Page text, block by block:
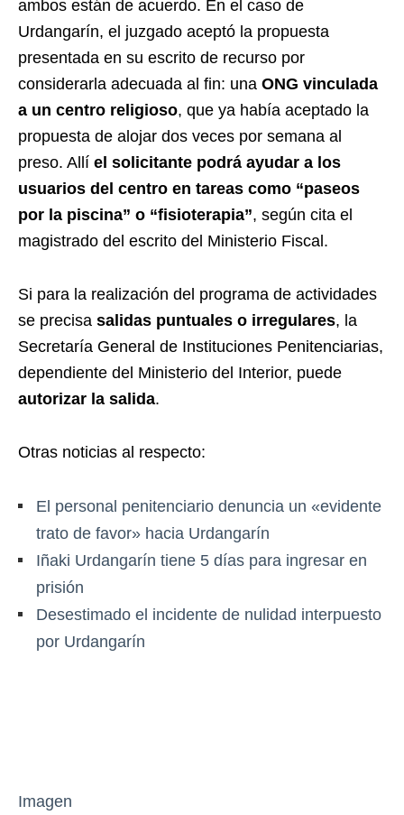
ambos están de acuerdo. En el caso de
Urdangarín, el juzgado aceptó la propuesta
presentada en su escrito de recurso por
considerarla adecuada al fin: una ONG vinculada
a un centro religioso, que ya había aceptado la
propuesta de alojar dos veces por semana al
preso. Allí el solicitante podrá ayudar a los
usuarios del centro en tareas como “paseos
por la piscina” o “fisioterapia”, según cita el
magistrado del escrito del Ministerio Fiscal.
Si para la realización del programa de actividades
se precisa salidas puntuales o irregulares, la
Secretaría General de Instituciones Penitenciarias,
dependiente del Ministerio del Interior, puede
autorizar la salida.
Otras noticias al respecto:
El personal penitenciario denuncia un «evidente
trato de favor» hacia Urdangarín
Iñaki Urdangarín tiene 5 días para ingresar en
prisión
Desestimado el incidente de nulidad interpuesto
por Urdangarín
Imagen